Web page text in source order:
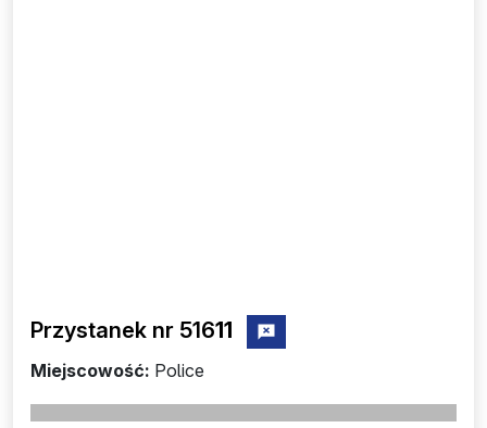
Przystanek nr 51611 zgłoś przystanek nr 51611
Miejscowość: Police